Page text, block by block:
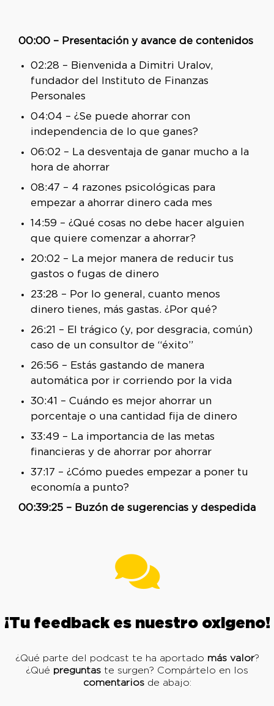
00:00 – Presentación y avance de contenidos
02:28 – Bienvenida a Dimitri Uralov,
fundador del Instituto de Finanzas
Personales
04:04 – ¿Se puede ahorrar con
independencia de lo que ganes?
06:02 – La desventaja de ganar mucho a la
hora de ahorrar
08:47 – 4 razones psicológicas para
empezar a ahorrar dinero cada mes
14:59 – ¿Qué cosas no debe hacer alguien
que quiere comenzar a ahorrar?
20:02 – La mejor manera de reducir tus
gastos o fugas de dinero
23:28 – Por lo general, cuanto menos
dinero tienes, más gastas. ¿Por qué?
26:21 – El trágico (y, por desgracia, común)
caso de un consultor de “éxito”
26:56 – Estás gastando de manera
automática por ir corriendo por la vida
30:41 – Cuándo es mejor ahorrar un
porcentaje o una cantidad fija de dinero
33:49 – La importancia de las metas
financieras y de ahorrar por ahorrar
37:17 – ¿Cómo puedes empezar a poner tu
economía a punto?
00:39:25 – Buzón de sugerencias y despedida
¡Tu feedback es nuestro oxigeno!
¿Qué parte del podcast te ha aportado más valor?
¿Qué preguntas te surgen? Compártelo en los
comentariosde abajo: